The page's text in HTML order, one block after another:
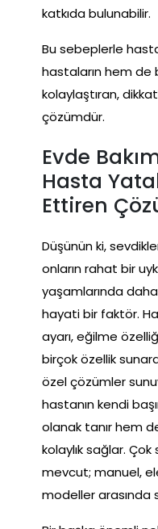
katkıda bulunabilir.
Bu sebeplerle
hastaların hem de
kolaylaştıran,
çözümdür.
Evde
Hasta
Ettiren
Düşünün ki,
onların rahat bir
yaşamlarında
hayati bir faktör.
ayarı, eğilme
birçok özellik
özel çözümler
hastanın kendi
olanak tanır hem
kolaylık sağlar.
mevcut; manuel,
modeller arasında